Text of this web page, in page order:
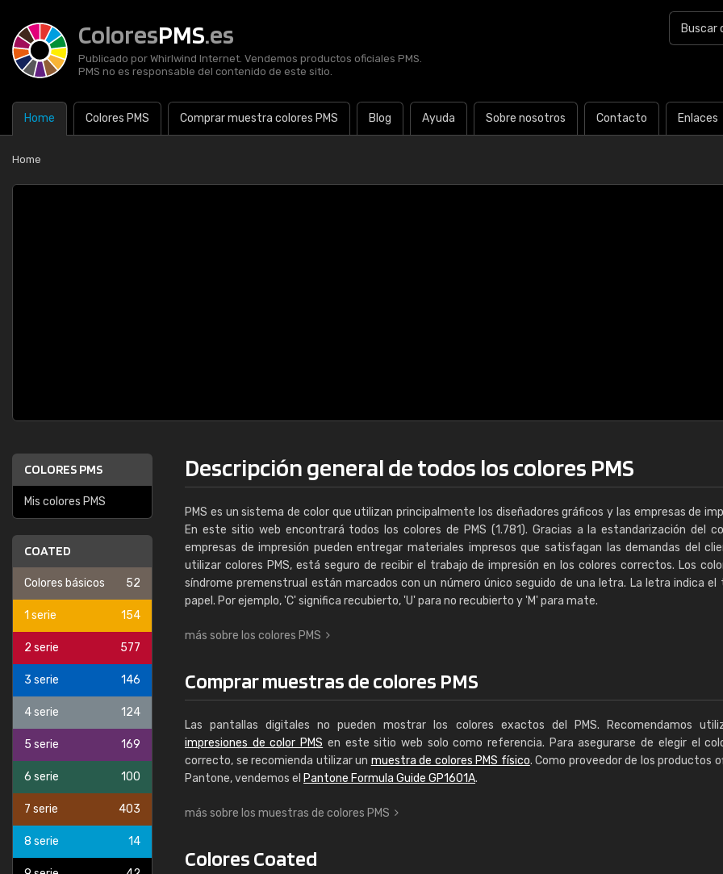
ColoresPMS.es
Publicado por Whirlwind Internet. Vendemos productos oficiales PMS.
PMS no es responsable del contenido de este sitio.
Home Colores PMS Comprar muestra colores PMS Blog Ayuda Sobre nosotros Contacto Enlaces
Home
COLORES PMS
Mis colores PMS
COATED
Colores básicos 52
1 serie 154
2 serie 577
3 serie 146
4 serie 124
5 serie 169
6 serie 100
7 serie 403
8 serie 14
Descripción general de todos los colores PMS
PMS es un sistema de color que utilizan principalmente los diseñadores gráficos y las empresas de
En este sitio web encontrará todos los colores de PMS (1.781). Gracias a la estandarización del
empresas de impresión pueden entregar materiales impresos que satisfagan las demandas del
utilizar colores PMS, está seguro de recibir el trabajo de impresión en los colores correctos. Los
síndrome premenstrual están marcados con un número único seguido de una letra. La letra indica el
papel. Por ejemplo, 'C' significa recubierto, 'U' para no recubierto y 'M' para mate.
más sobre los colores PMS
Comprar muestras de colores PMS
Las pantallas digitales no pueden mostrar los colores exactos del PMS. Recomendamos
impresiones de color PMS en este sitio web solo como referencia. Para asegurarse de elegir el
correcto, se recomienda utilizar un muestra de colores PMS físico. Como proveedor de los productos
Pantone, vendemos el Pantone Formula Guide GP1601A.
más sobre los muestras de colores PMS
Colores Coated